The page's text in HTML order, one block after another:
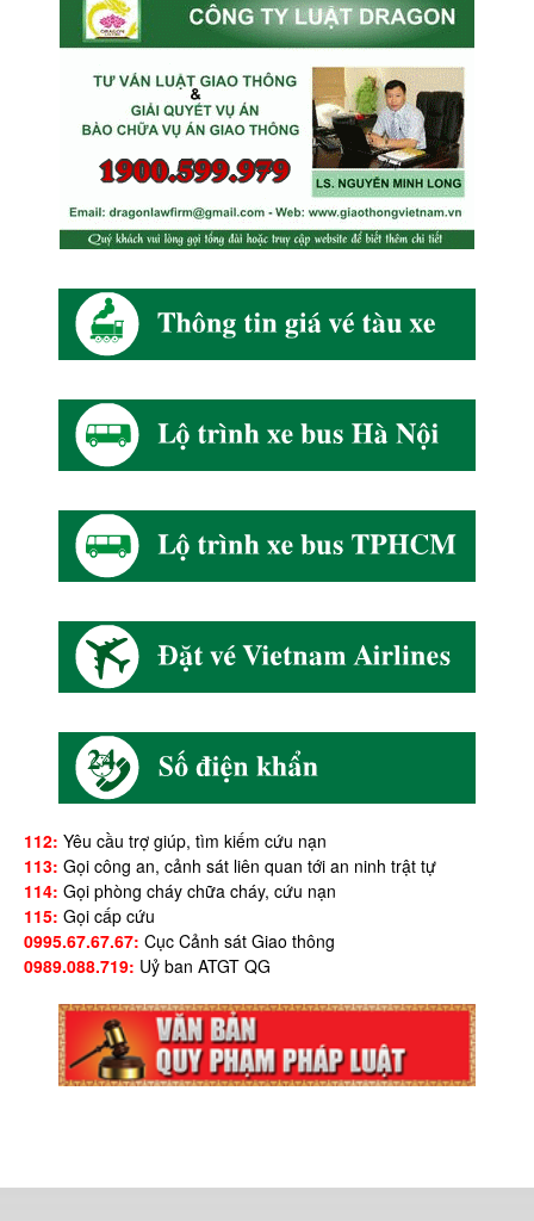
112: Yêu cầu trợ giúp, tìm kiếm cứu nạn
113: Gọi công an, cảnh sát liên quan tới an ninh trật tự
114: Gọi phòng cháy chữa cháy, cứu nạn
115: Gọi cấp cứu
0995.67.67.67: Cục Cảnh sát Giao thông
0989.088.719: Uỷ ban ATGT QG